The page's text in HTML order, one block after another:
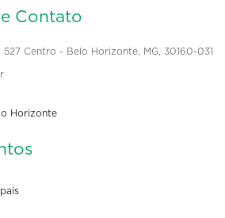
Contato
527 Centro - Belo Horizonte, MG, 30160-031
Horizonte